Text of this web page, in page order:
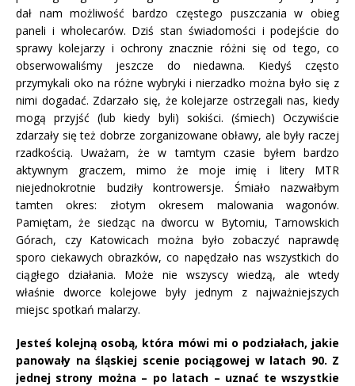
dał nam możliwość bardzo częstego puszczania w obieg
paneli i wholecarów. Dziś stan świadomości i podejście do
sprawy kolejarzy i ochrony znacznie różni się od tego, co
obserwowaliśmy jeszcze do niedawna. Kiedyś często
przymykali oko na różne wybryki i nierzadko można było się z
nimi dogadać. Zdarzało się, że kolejarze ostrzegali nas, kiedy
mogą przyjść (lub kiedy byli) sokiści. (śmiech) Oczywiście
zdarzały się też dobrze zorganizowane obławy, ale były raczej
rzadkością. Uważam, że w tamtym czasie byłem bardzo
aktywnym graczem, mimo że moje imię i litery MTR
niejednokrotnie budziły kontrowersje. Śmiało nazwałbym
tamten okres: złotym okresem malowania wagonów.
Pamiętam, że siedząc na dworcu w Bytomiu, Tarnowskich
Górach, czy Katowicach można było zobaczyć naprawdę
sporo ciekawych obrazków, co napędzało nas wszystkich do
ciągłego działania. Może nie wszyscy wiedzą, ale wtedy
właśnie dworce kolejowe były jednym z najważniejszych
miejsc spotkań malarzy.
Jesteś kolejną osobą, która mówi mi o podziałach, jakie
panowały na śląskiej scenie pociągowej w latach 90. Z
jednej strony można – po latach – uznać te wszystkie